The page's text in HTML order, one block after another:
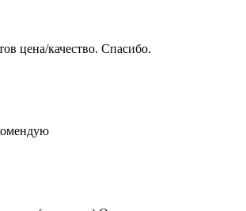
цена/качество. Спасибо.